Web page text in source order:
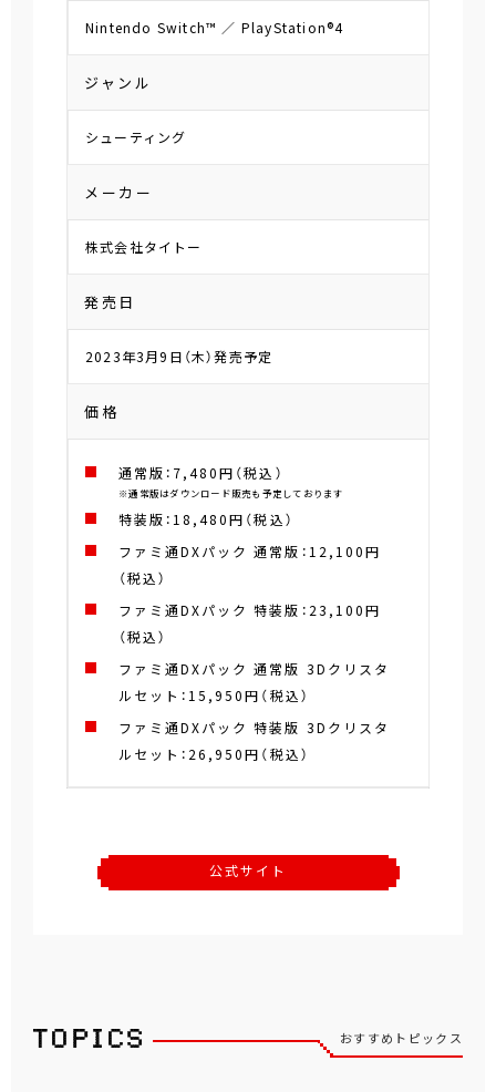
Nintendo Switch™ ／ PlayStation®4
ジャンル
シューティング
メーカー
株式会社タイトー
発売日
2023年3月9日（木）発売予定
価格
通常版：7,480円（税込）
※通常版はダウンロード販売も予定しております
特装版：18,480円（税込）
ファミ通DXパック 通常版：12,100円
（税込）
ファミ通DXパック 特装版：23,100円
（税込）
ファミ通DXパック 通常版 3Dクリスタ
ルセット：15,950円（税込）
ファミ通DXパック 特装版 3Dクリスタ
ルセット：26,950円（税込）
公式サイト
おすすめトピックス